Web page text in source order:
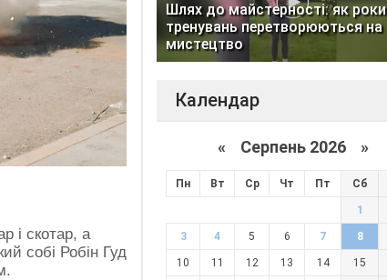
і скотар, а
собі Робін Гуд
Шлях до майстерності: як роки
тренувань перетворюються на
мистецтво
Календар
« Серпень 2026 »
Пн Вт Ср Чт Пт Сб
1
3 4 5 6 7 8
10 11 12 13 14 15